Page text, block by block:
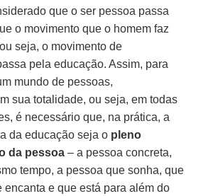
que o ser pessoa passa
o movimento que o homem faz
seja, o movimento de
pela educação. Assim, para
mundo de pessoas,
sua totalidade, ou seja, em todas
é necessário que, na prática, a
da educação seja o pleno
da pessoa – a pessoa concreta,
tempo, a pessoa que sonha, que
encanta e que está para além do